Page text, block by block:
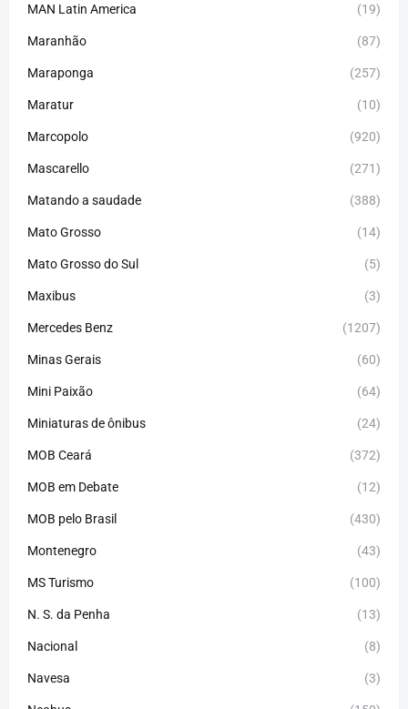
MAN Latin America (19)
Maranhão (87)
Maraponga (257)
Maratur (10)
Marcopolo (920)
Mascarello (271)
Matando a saudade (388)
Mato Grosso (14)
Mato Grosso do Sul (5)
Maxibus (3)
Mercedes Benz (1207)
Minas Gerais (60)
Mini Paixão (64)
Miniaturas de ônibus (24)
MOB Ceará (372)
MOB em Debate (12)
MOB pelo Brasil (430)
Montenegro (43)
MS Turismo (100)
N. S. da Penha (13)
Nacional (8)
Navesa (3)